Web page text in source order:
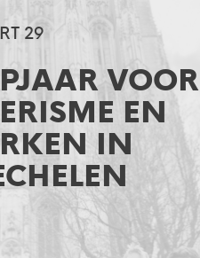
29
VOOR
EN
IN